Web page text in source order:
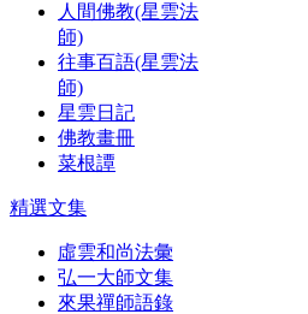
人間佛教(星雲法
師)
往事百語(星雲法
師)
星雲日記
佛教畫冊
菜根譚
精選文集
虛雲和尚法彙
弘一大師文集
來果禪師語錄